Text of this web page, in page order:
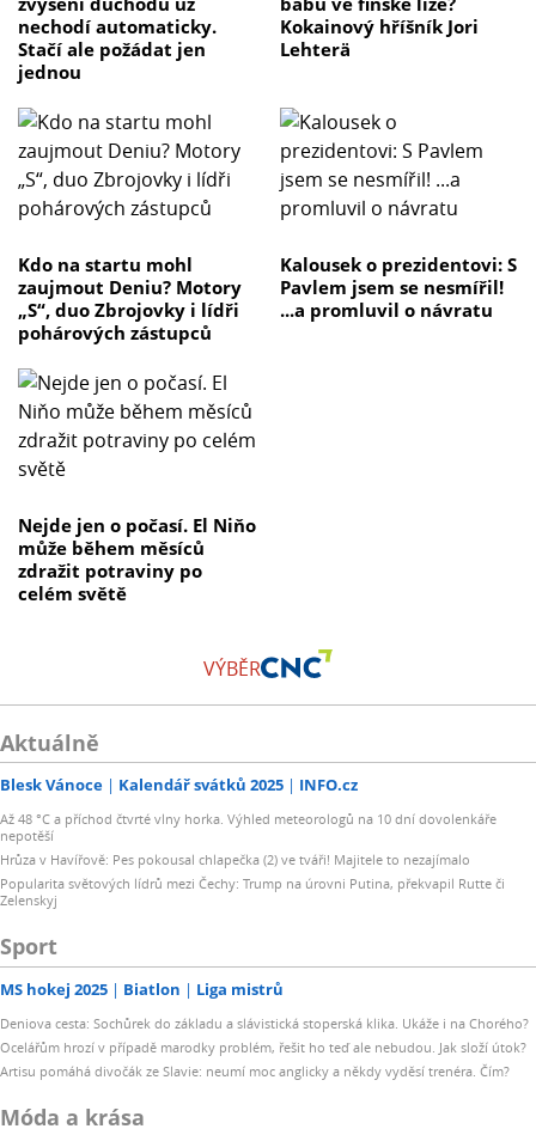
nechodí automaticky.
Stačí ale požádat jen
jednou
Kokainový hříšník Jori
Lehterä
Kdo na startu mohl
zaujmout Deniu? Motory
„S“, duo Zbrojovky i lídři
pohárových zástupců
Kalousek o prezidentovi: S
Pavlem jsem se nesmířil!
...a promluvil o návratu
Nejde jen o počasí. El Niňo
může během měsíců
zdražit potraviny po
celém světě
VÝBĚR
Aktuálně
Blesk Vánoce Kalendář svátků 2025 INFO.cz
Až 48 °C a příchod čtvrté vlny horka. Výhled meteorologů na 10 dní dovolenkáře
nepotěší
Hrůza v Havířově: Pes pokousal chlapečka (2) ve tváři! Majitele to nezajímalo
Popularita světových lídrů mezi Čechy: Trump na úrovni Putina, překvapil Rutte či
Zelenskyj
Sport
MS hokej 2025 Biatlon Liga mistrů
Deniova cesta: Sochůrek do základu a slávistická stoperská klika. Ukáže i na Chorého?
Ocelářům hrozí v případě marodky problém, řešit ho teď ale nebudou. Jak složí útok?
Artisu pomáhá divočák ze Slavie: neumí moc anglicky a někdy vyděsí trenéra. Čím?
Móda a krása